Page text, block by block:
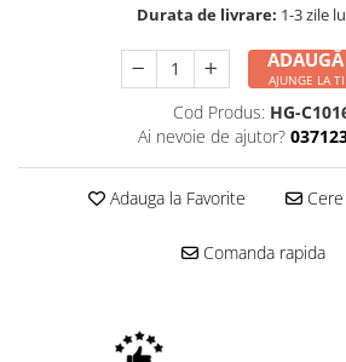
Durata de livrare: 1-3 zile
AJUNGE LA
Cod Produs: HG-
Ai nevoie de ajutor?
Adauga la Favorite Cere
Comanda rapida